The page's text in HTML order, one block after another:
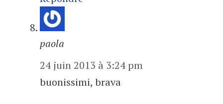
paola
24 juin 2013 à 3:24 pm
buonissimi, brava